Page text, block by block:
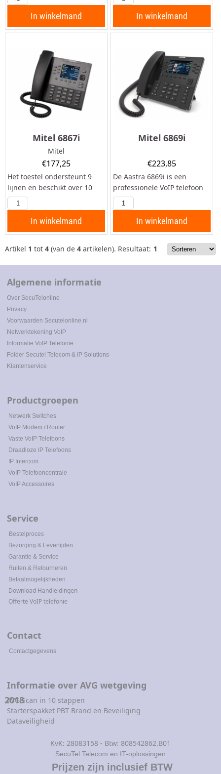
programmeerbare knoppen
en 2 LAN poorten.
Eigenschappen Aastra 6863i
toepassingen Twee...
In winkelmand
en 2 ethernetpoorten.
Eigenschappen Aastra 6865i
Professioneel VoIP toestel 9
In winkelmand
Mitel 6867i
Mitel
€177,25
Het toestel ondersteunt 9
lijnen en beschikt over 10
programmeerbare knoppen
en 2 ethernetpoorten.
Optioneel uit te breiden met
3 expansion modules.
Professioneel...
In winkelmand
Mitel 6869i
€223,85
De Aastra 6869i is een
professionele VoIP telefoon
met uitgebreide functies en
een LCD kleurenscherm van
4,3 inch. Het toestel
ondersteunt 9 lijnen en
beschikt over 2 Gigabit
ethernetpoorten en 17...
In winkelmand
Artikel 1 tot 4 (van de 4 artikelen). Resultaat: 1
Algemene informatie
Over SecuTel online
Privacy
Voorwaarden Secutelonline.nl
Netwerktekening Vo IP
Informatie VoIP Telefonie
Folder Secutel Telecom & IP Solutions
Klantenservice
Productgroepen
Netwerk Switches
VoIP Modem / Router
Vaste VoIP Telefoons
Draadloze IP Telefoons
IP Intercom
VoIP Telefooncentrale
VoIP Accessoires
Service
Bestelproces
Bezorging & Levertijden
Garantie & Service
Ruilen & Retourneren
Betaalmogelijkheden
Download Handleidingen
Offerte VoIP telefonie
Contact
Contactgegevens
Informatie over AVG wetgeving
2018
AVG Scan in 10 stappen
Starterspakket PBT Brand en Beveiliging
Dataveiligheid
KvK: 28083158 - Btw: 808542862.B01
SecuTel Telecom en IT-oplossingen
Prijzen zijn inclusief BTW